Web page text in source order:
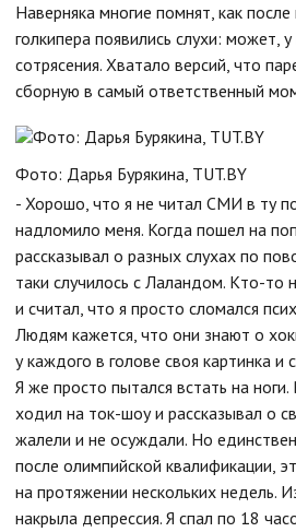
Наверняка многие помнят, как
голкипера появились слухи: может, у
сотрясения. Хватало версий, что
сборную в самый ответственный
Фото: Дарья Бурякина, TUT.BY
- Хорошо, что я не читал СМИ в ту
надломило меня. Когда пошел на
рассказывал о разных слухах по
таки случилось с Лаландом. Кто-то
и считал, что я просто сломался
Людям кажется, что они знают о
у каждого в голове своя картинка и
Я же просто пытался встать на
ходил на ток-шоу и рассказывал о
жалели и не осуждали. Но
после олимпийской квалификации,
на протяжении нескольких недель.
накрыла депрессия. Я спал по 18